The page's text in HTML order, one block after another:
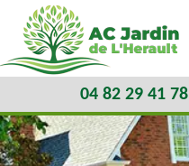
04 82 29 41 78